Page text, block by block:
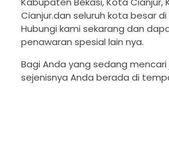
Cianjur.dan seluruh kota besar di
Hubungi kami sekarang dan
penawaran spesial lain nya.
Bagi Anda yang sedang
sejenisnya Anda berada di